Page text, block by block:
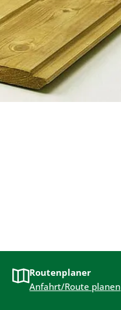
Routenplaner
Anfahrt/Route planen